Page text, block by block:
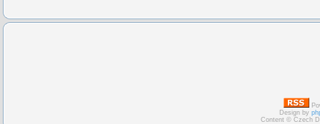
Design by
Content © Czech